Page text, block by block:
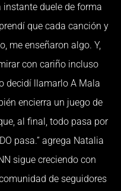
duele de forma
que cada canción y
me enseñaron algo. Y,
con cariño incluso
decidí llamarlo A Mala
encierra un juego de
al final, todo pasa por
pasa.” agrega Natalia
sigue creciendo con
de seguidores